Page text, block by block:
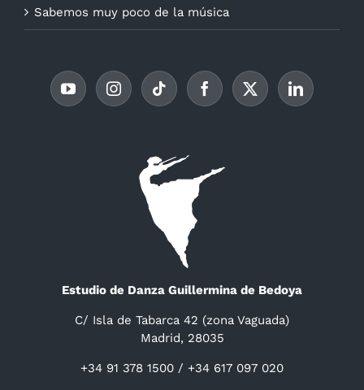
Sabemos muy poco de la música
Estudio de Danza Guillermina de Bedoya
C/ Isla de Tabarca 42 (zona Vaguada)
Madrid, 28035
+34 91 378 1500 / +34 617 097 020